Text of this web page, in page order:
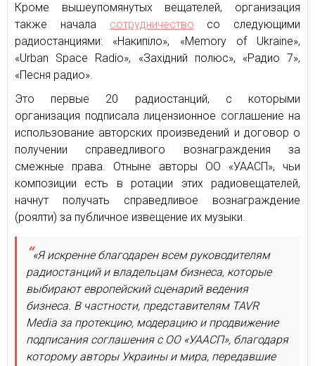
Кроме вышеупомянутых вещателей, организация
также начала сотрудничество со следующими
радиостанциями: «Накипіло», «Memory of Ukraine»,
«Urban Space Radio», «Західний полюс», «Радио 7»,
«Песня радио».
Это первые 20 радиостанций, с которыми
организация подписала лицензионное соглашение на
использование авторских произведений и договор о
получении справедливого вознаграждения за
смежные права. Отныне авторы ОО «УААСП», чьи
композиции есть в ротации этих радиовещателей,
начнут получать справедливое вознаграждение
(роялти) за публичное извещение их музыки.
«Я искренне благодарен всем руководителям
радиостанций и владельцам бизнеса, которые
выбирают европейский сценарий ведения
бизнеса. В частности, представителям TAVR
Mediа за протекцию, модерацию и продвижение
подписания соглашения с ОО «УААСП», благодаря
которому авторы Украины и мира, передавшие